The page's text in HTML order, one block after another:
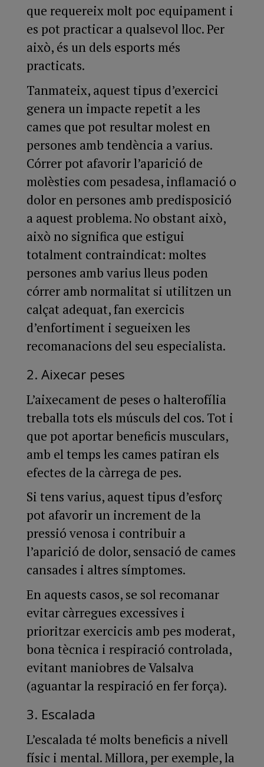
que requereix molt poc equipament i
es pot practicar a qualsevol lloc. Per
això, és un dels esports més
practicats.
Tanmateix, aquest tipus d’exercici
genera un impacte repetit a les
cames que pot resultar molest en
persones amb tendència a varius.
Córrer pot afavorir l’aparició de
molèsties com pesadesa, inflamació o
dolor en persones amb predisposició
a aquest problema. No obstant això,
això no significa que estigui
totalment contraindicat: moltes
persones amb varius lleus poden
córrer amb normalitat si utilitzen un
calçat adequat, fan exercicis
d’enfortiment i segueixen les
recomanacions del seu especialista.
2. Aixecar peses
L’aixecament de peses o halterofília
treballa tots els músculs del cos. Tot i
que pot aportar beneficis musculars,
amb el temps les cames patiran els
efectes de la càrrega de pes.
Si tens varius, aquest tipus d’esforç
pot afavorir un increment de la
pressió venosa i contribuir a
l’aparició de dolor, sensació de cames
cansades i altres símptomes.
En aquests casos, se sol recomanar
evitar càrregues excessives i
prioritzar exercicis amb pes moderat,
bona tècnica i respiració controlada,
evitant maniobres de Valsalva
(aguantar la respiració en fer força).
3. Escalada
L’escalada té molts beneficis a nivell
físic i mental. Millora, per exemple, la